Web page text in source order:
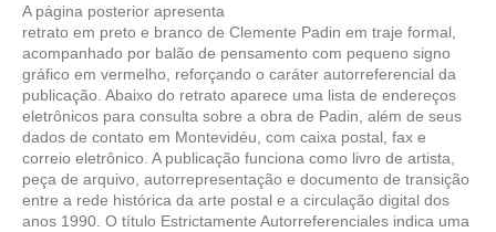
A página posterior apresenta
retrato em preto e branco de Clemente Padin em traje formal,
acompanhado por balão de pensamento com pequeno signo
gráfico em vermelho, reforçando o caráter autorreferencial da
publicação. Abaixo do retrato aparece uma lista de endereços
eletrônicos para consulta sobre a obra de Padin, além de seus
dados de contato em Montevidéu, com caixa postal, fax e
correio eletrônico. A publicação funciona como livro de artista,
peça de arquivo, autorrepresentação e documento de transição
entre a rede histórica da arte postal e a circulação digital dos
anos 1990. O título Estrictamente Autorreferenciales indica uma